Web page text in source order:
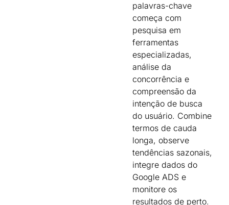
palavras-chave
começa com
pesquisa em
ferramentas
especializadas,
análise da
concorrência e
compreensão da
intenção de busca
do usuário. Combine
termos de cauda
longa, observe
tendências sazonais,
integre dados do
Google ADS e
monitore os
resultados de perto.